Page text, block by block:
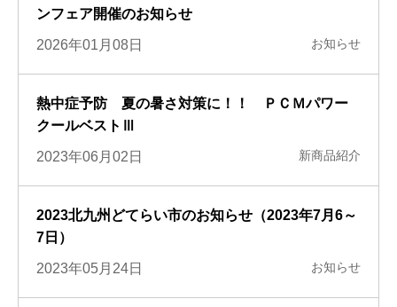
ンフェア開催のお知らせ
2026年01月08日 お知らせ
熱中症予防 夏の暑さ対策に！！ ＰＣＭパワー
クールベストⅢ
2023年06月02日 新商品紹介
2023北九州どてらい市のお知らせ（2023年7月6～
7日）
2023年05月24日 お知らせ